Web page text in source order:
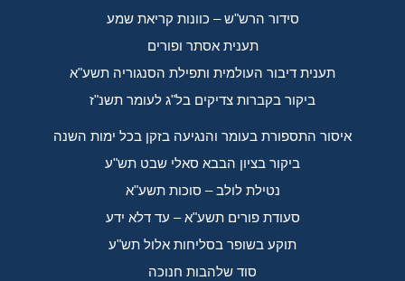
סידור הרש"ש – כוונות קריאת שמע
תענית אסתר ופורים
תענית דיבור העולמית ותפילת הסנגוריה תשע"א
ביקור בקברות צדיקים בל"ג לעומר תשנ"ז
איסור התספורת בעומר והנגיעה בזקן בכל ימות השנה
ביקור בציון הבבא סאלי שבט תש"ע
נטילת לולב – סוכות תשע"א
סעודת פורים תשע"א – עד דלא ידע
תוקע בשופר בסליחות אלול תש"ע
סוד שלהבות חנוכה